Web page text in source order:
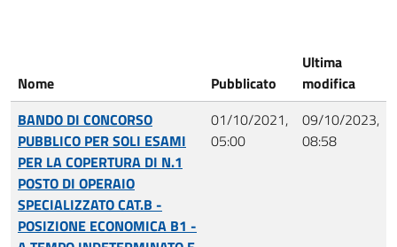
Nome Pubblicato
Ultima
modifica
BANDO DI CONCORSO
PUBBLICO PER SOLI ESAMI
PER LA COPERTURA DI N.1
POSTO DI OPERAIO
SPECIALIZZATO CAT.B -
POSIZIONE ECONOMICA B1 -
01/10/2021,
05:00
09/10/2023,
08:58